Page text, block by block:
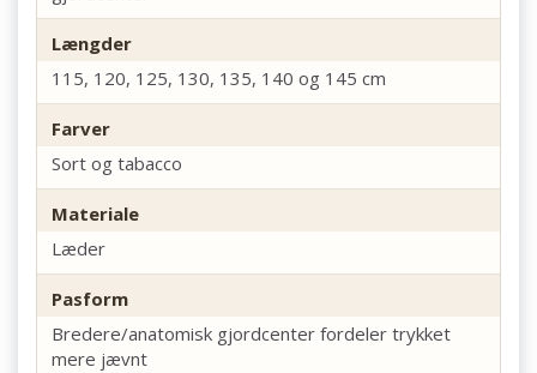
Længder
115, 120, 125, 130, 135, 140 og 145 cm
Farver
Sort og tabacco
Materiale
Læder
Pasform
Bredere/anatomisk gjordcenter fordeler trykket
mere jævnt